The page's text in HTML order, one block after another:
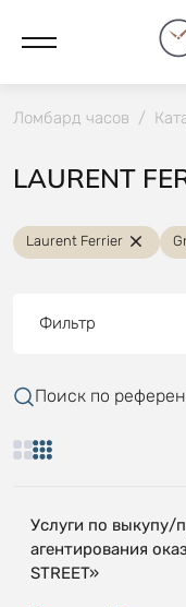
Ломбард часов /
LAURENT
Laurent Ferrier
Фильтр
Поиск по
Услуги по выкупу/
агентирования
STREET»